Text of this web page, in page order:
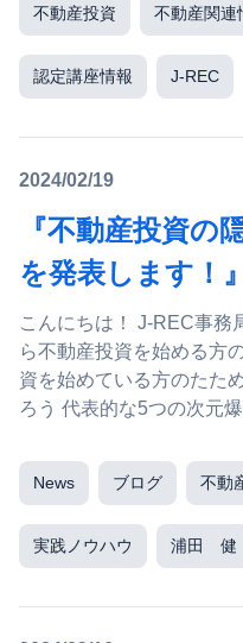
不動産投資 不動産関連
認定講座情報 J-REC
2024/02/19
『不動産投資の
を発表します！
こんにちは！ J-REC事務局の中村で
ら不動産投資を始める方のため、 そしてす
資を始めている方のたために 将来必ずあなたを襲
ろう 代表的な5つの次元
News ブログ 不動
実践ノウハウ 浦田 健